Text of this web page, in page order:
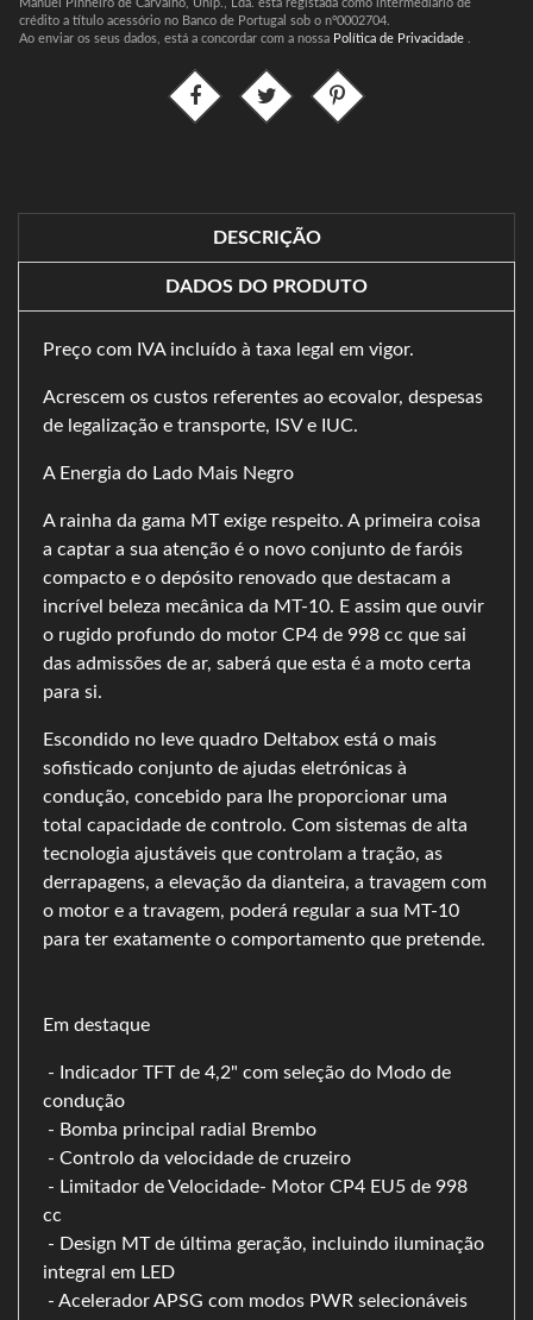
Manuel Pinheiro de Carvalho, Unip., Lda. está registada como intermediário de
crédito a título acessório no Banco de Portugal sob o nº0002704.
Ao enviar os seus dados, está a concordar com a nossa Política de Privacidade
DESCRIÇÃO
DADOS DO PRODUTO
Preço com IVA incluído à taxa legal em vigor.
Acrescem os custos referentes ao ecovalor, despesas
de legalização e transporte, ISV e IUC.
A Energia do Lado Mais Negro
A rainha da gama MT exige respeito. A primeira coisa
a captar a sua atenção é o novo conjunto de faróis
compacto e o depósito renovado que destacam a
incrível beleza mecânica da MT-10. E assim que ouvir
o rugido profundo do motor CP4 de 998 cc que sai
das admissões de ar, saberá que esta é a moto certa
para si.
Escondido no leve quadro Deltabox está o mais
sofisticado conjunto de ajudas eletrónicas à
condução, concebido para lhe proporcionar uma
total capacidade de controlo. Com sistemas de alta
tecnologia ajustáveis que controlam a tração, as
derrapagens, a elevação da dianteira, a travagem com
o motor e a travagem, poderá regular a sua MT-10
para ter exatamente o comportamento que pretende.
Em destaque
- Indicador TFT de 4,2" com seleção do Modo de
condução
- Bomba principal radial Brembo
- Controlo da velocidade de cruzeiro
- Limitador de Velocidade- Motor CP4 EU5 de 998
cc
- Design MT de última geração, incluindo iluminação
integral em LED
- Acelerador APSG com modos PWR selecionáveis